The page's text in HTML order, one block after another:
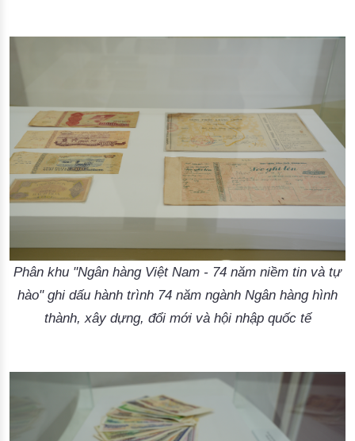
Phân khu "Ngân hàng Việt Nam - 74 năm niềm tin và tự
hào" ghi dấu hành trình 74 năm ngành Ngân hàng hình
thành, xây dựng, đổi mới và hội nhập quốc tế